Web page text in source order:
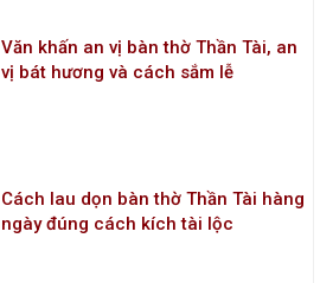
Văn khấn an vị bàn thờ Thần Tài, an
vị bát hương và cách sắm lễ
Cách lau dọn bàn thờ Thần Tài hàng
ngày đúng cách kích tài lộc